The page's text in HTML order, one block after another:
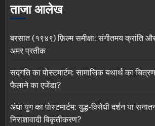
ताजा आलेख
बरसात (१९४९) फ़िल्म समीक्षा: संगीतमय क्रांति
अमर प्रतीक
सद्गति का पोस्टमार्टम: सामाजिक यथार्थ का
फैलाने का एजेंडा?
अंधा युग का पोस्टमार्टम: युद्ध-विरोधी दर्शन या
निराशावादी विकृतीकरण?